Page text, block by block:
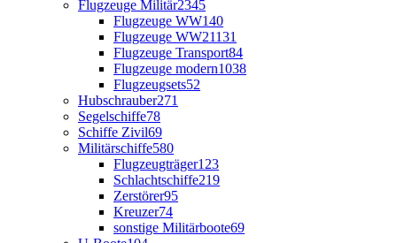
Flugzeuge Militär2345
Flugzeuge WW140
Flugzeuge WW21131
Flugzeuge Transport84
Flugzeuge modern1038
Flugzeugsets52
Hubschrauber271
Segelschiffe78
Schiffe Zivil69
Militärschiffe580
Flugzeugträger123
Schlachtschiffe219
Zerstörer95
Kreuzer74
sonstige Militärboote69